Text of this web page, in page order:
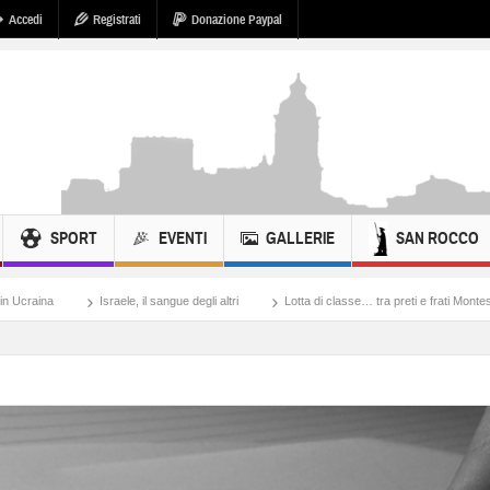
Accedi Registrati Donazione Paypal
SPORT EVENTI GALLERIE SAN ROCCO
Israele, il sangue degli altri Lotta di classe… tra preti e frati